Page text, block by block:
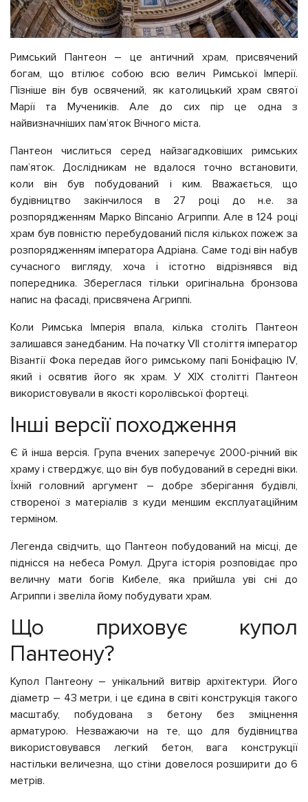
Римський Пантеон – це античний храм, присвячений
богам, що втілює собою всю велич Римської Імперії.
Пізніше він був освячений, як католицький храм святої
Марії та Мучеників. Але до сих пір це одна з
найвизначніших пам’яток Вічного міста.
Пантеон числиться серед найзагадковіших римських
пам’яток. Дослідникам не вдалося точно встановити,
коли він був побудований і ким. Вважається, що
будівництво закінчилося в 27 році до н.е. за
розпорядженням Марко Віпсаніо Агриппи. Але в 124 році
храм був повністю перебудований після кількох пожеж за
розпорядженням імператора Адріана. Саме тоді він набув
сучасного вигляду, хоча і істотно відрізнявся від
попередника. Збереглася тільки оригінальна бронзова
напис на фасаді, присвячена Агриппі.
Коли Римська Імперія впала, кілька століть Пантеон
залишався занедбаним. На початку VII століття імператор
Візантії Фока передав його римському папі Боніфацію IV,
який і освятив його як храм. У XIX столітті Пантеон
використовували в якості королівської фортеці.
Інші версії походження
Є й інша версія. Група вчених заперечує 2000-річний вік
храму і стверджує, що він був побудований в середні віки.
Їхній головний аргумент – добре зберігання будівлі,
створеної з матеріалів з куди меншим експлуатаційним
терміном.
Легенда свідчить, що Пантеон побудований на місці, де
піднісся на небеса Ромул. Друга історія розповідає про
величну мати богів Кибеле, яка прийшла уві сні до
Агриппи і звеліла йому побудувати храм.
Що приховує купол
Пантеону?
Купол Пантеону – унікальний витвір архітектури. Його
діаметр – 43 метри, і це єдина в світі конструкція такого
масштабу, побудована з бетону без зміцнення
арматурою. Незважаючи на те, що для будівництва
використовувався легкий бетон, вага конструкції
настільки величезна, що стіни довелося розширити до 6
метрів.